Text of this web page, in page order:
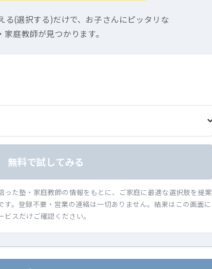
る(選択する)だけで、お子さんにピッタリな
家庭教師が見つかります。
無料で試してみる
た塾・家庭教師の情報をもとに、ご家庭に最適な選択肢を提案
。登録不要・営業の連絡は一切ありません。結果はこの画面に
スだけご確認ください。